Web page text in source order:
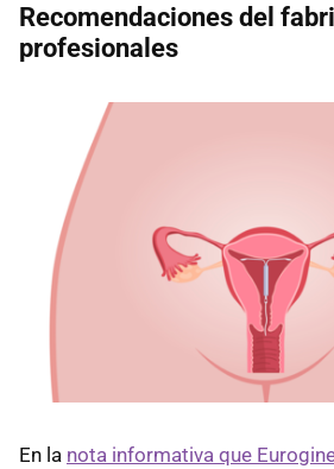
Recomendaciones del
profesionales
En la nota informativa que